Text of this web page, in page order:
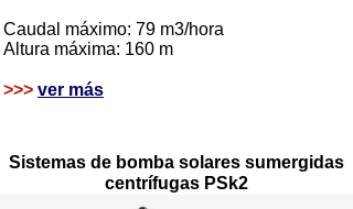
Caudal máximo: 79 m3/hora
Altura máxima: 160 m
>>> ver más
Sistemas de bomba solares sumergidas
centrífugas PSk2